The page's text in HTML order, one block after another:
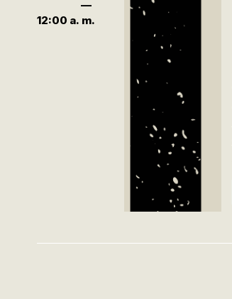
—
12:00 a. m.